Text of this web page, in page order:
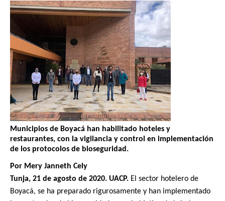
Municipios de Boyacá han habilitado hoteles y
restaurantes, con la vigilancia y control en implementación
de los protocolos de bioseguridad.
Por Mery Janneth Cely
Tunja, 21 de agosto de 2020. UACP. El sector hotelero de
Boyacá, se ha preparado rigurosamente y han implementado